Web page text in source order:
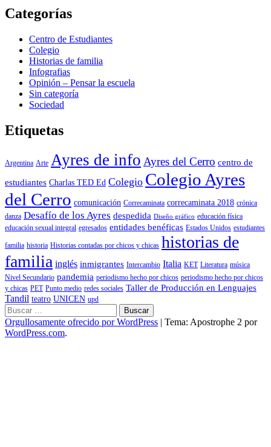
Categorías
Centro de Estudiantes
Colegio
Historias de familia
Infografias
Opinión – Pensar la escuela
Sin categoría
Sociedad
Etiquetas
Argentina Arte Ayres de info Ayres del Cerro centro de
estudiantes Charlas TED Ed Colegio Colegio Ayres
del Cerro comunicación Correcaminata correcaminata 2018 crónica
danza Desafío de los Ayres despedida Diseño gráfico educación física
educación sexual integral egresados entidades benéficas Estados Unidos estudiantes
familia historia Historias contadas por chicos y chicas historias de
familia inglés inmigrantes Intercambio Italia KET Literatura música
Nivel Secundario pandemia periodismo hecho por chicos periodismo hecho por chicos
y chicas PET Punto medio redes sociales Taller de Producción en Lenguajes
Tandil teatro UNICEN upd
Buscar:
Orgullosamente ofrecido por WordPress | Tema: Apostrophe 2 por
WordPress.com.